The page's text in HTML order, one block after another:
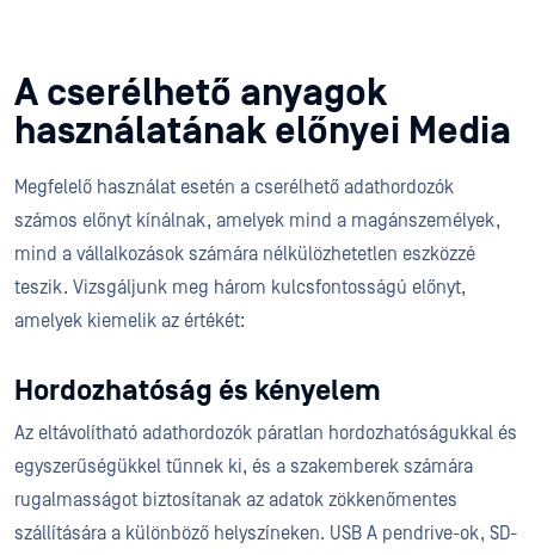
A cserélhető anyagok
használatának előnyei Media
Megfelelő használat esetén a cserélhető adathordozók
számos előnyt kínálnak, amelyek mind a magánszemélyek,
mind a vállalkozások számára nélkülözhetetlen eszközzé
teszik. Vizsgáljunk meg három kulcsfontosságú előnyt,
amelyek kiemelik az értékét:
Hordozhatóság és kényelem
Az eltávolítható adathordozók páratlan hordozhatóságukkal és
egyszerűségükkel tűnnek ki, és a szakemberek számára
rugalmasságot biztosítanak az adatok zökkenőmentes
szállítására a különböző helyszíneken. USB A pendrive-ok, SD-